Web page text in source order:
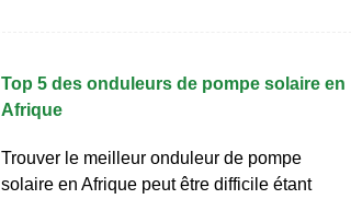
Top 5 des onduleurs de pompe solaire en
Afrique
Trouver le meilleur onduleur de pompe
solaire en Afrique peut être difficile étant